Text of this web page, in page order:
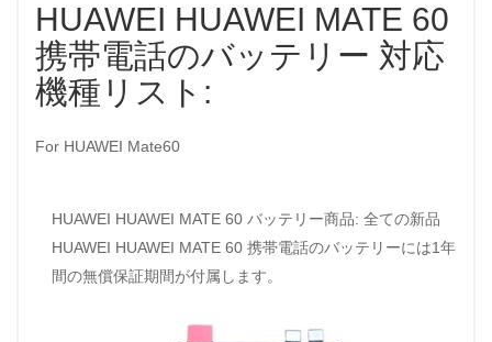
HUAWEI HUAWEI MATE 60
携帯電話のバッテリー 対応
機種リスト:
For HUAWEI Mate60
HUAWEI HUAWEI MATE 60 バッテリー商品: 全ての新品
HUAWEI HUAWEI MATE 60 携帯電話のバッテリーには1年
間の無償保証期間が付属します。